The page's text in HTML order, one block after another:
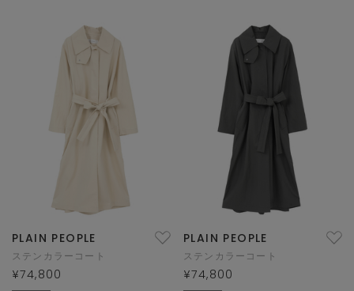
PLAIN PEOPLE
ステンカラーコート
¥74,800
PLAIN PEOPLE
ステンカラーコート
¥74,800